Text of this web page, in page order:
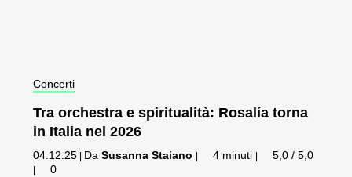
Concerti
Tra orchestra e spiritualità: Rosalía torna
in Italia nel 2026
04.12.25 DaSusanna Staiano 4 minuti 5,0 / 5,0
0